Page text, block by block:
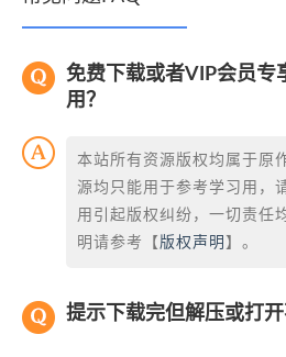
免费下载或者VIP会员专
用？
本站所有资源版权均属于原
源均只能用于参考学习用，
用引起版权纠纷，一切责任
明请参考【 版权声明 】。
提示下载完但解压或打开